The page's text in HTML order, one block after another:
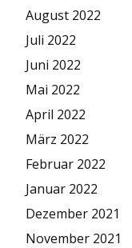
August 2022
Juli 2022
Juni 2022
Mai 2022
April 2022
März 2022
Februar 2022
Januar 2022
Dezember 2021
November 2021